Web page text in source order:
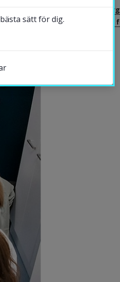
Jeanette
med ansvar för
sätt för dig.